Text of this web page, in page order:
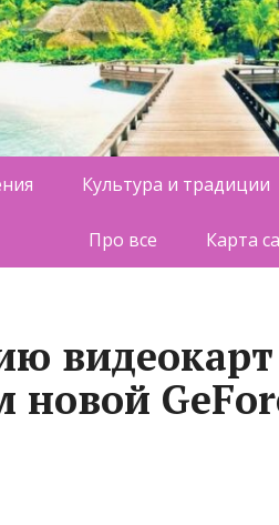
Культура и традиции
Про все Карта
видеокарт
новой